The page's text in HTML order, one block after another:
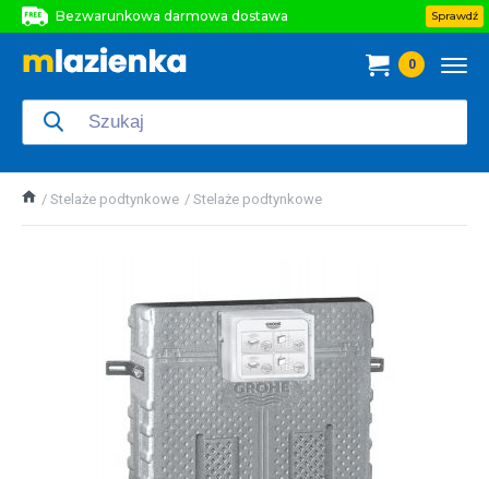
Bezwarunkowa darmowa dostawa
Bezwarunkowa darmowa dostawa
Sprawdź
0
Stelaże podtynkowe Stelaże podtynkowe